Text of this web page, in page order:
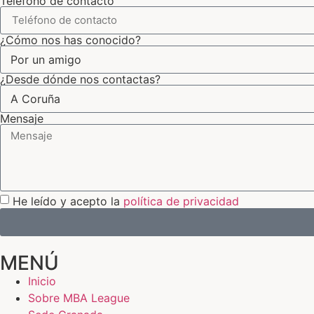
¿Cómo nos has conocido?
¿Desde dónde nos contactas?
Mensaje
He leído y acepto la política de privacidad
MENÚ
Inicio
Sobre MBA League